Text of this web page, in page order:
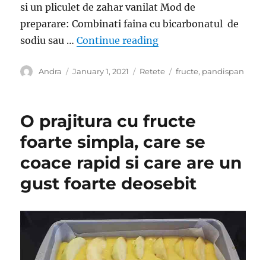
si un pliculet de zahar vanilat Mod de
preparare: Combinati faina cu bicarbonatul de
sodiu sau …Continue reading“Placinta cu fructe-
Author
Andra
Posted
January 1, 2021 Categories
Retete Tags
fructe, pandispan
O prajitura cu fructe
foarte simpla, care se
coace rapid si care are un
gust foarte deosebit